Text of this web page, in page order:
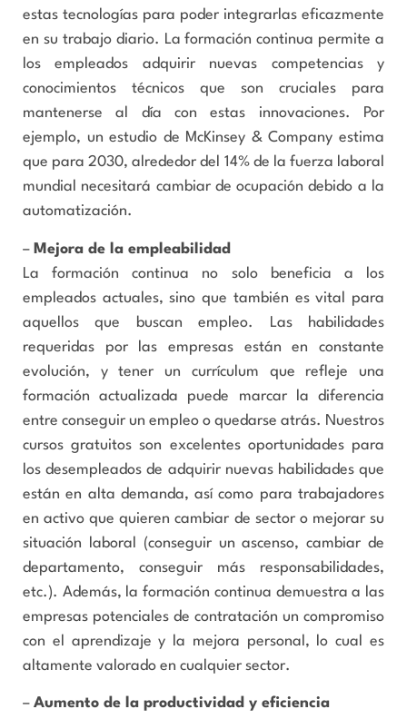
estas tecnologías para poder integrarlas eficazmente
en su trabajo diario. La formación continua permite a
los empleados adquirir nuevas competencias y
conocimientos técnicos que son cruciales para
mantenerse al día con estas innovaciones. Por
ejemplo, un estudio de McKinsey & Company estima
que para 2030, alrededor del 14% de la fuerza laboral
mundial necesitará cambiar de ocupación debido a la
automatización.
– Mejora de la empleabilidad
La formación continua no solo beneficia a los
empleados actuales, sino que también es vital para
aquellos que buscan empleo. Las habilidades
requeridas por las empresas están en constante
evolución, y tener un currículum que refleje una
formación actualizada puede marcar la diferencia
entre conseguir un empleo o quedarse atrás. Nuestros
cursos gratuitos son excelentes oportunidades para
los desempleados de adquirir nuevas habilidades que
están en alta demanda, así como para trabajadores
en activo que quieren cambiar de sector o mejorar su
situación laboral (conseguir un ascenso, cambiar de
departamento, conseguir más responsabilidades,
etc.). Además, la formación continua demuestra a las
empresas potenciales de contratación un compromiso
con el aprendizaje y la mejora personal, lo cual es
altamente valorado en cualquier sector.
– Aumento de la productividad y eficiencia